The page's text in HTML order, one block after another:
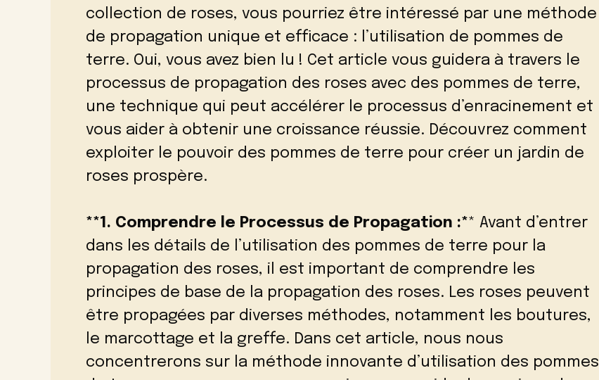
collection de roses, vous pourriez être intéressé par une méthode
de propagation unique et efficace : l’utilisation de pommes de
terre. Oui, vous avez bien lu ! Cet article vous guidera à travers le
processus de propagation des roses avec des pommes de terre,
une technique qui peut accélérer le processus d’enracinement et
vous aider à obtenir une croissance réussie. Découvrez comment
exploiter le pouvoir des pommes de terre pour créer un jardin de
roses prospère.
**1. Comprendre le Processus de Propagation :** Avant d’entrer
dans les détails de l’utilisation des pommes de terre pour la
propagation des roses, il est important de comprendre les
principes de base de la propagation des roses. Les roses peuvent
être propagées par diverses méthodes, notamment les boutures,
le marcottage et la greffe. Dans cet article, nous nous
concentrerons sur la méthode innovante d’utilisation des pommes